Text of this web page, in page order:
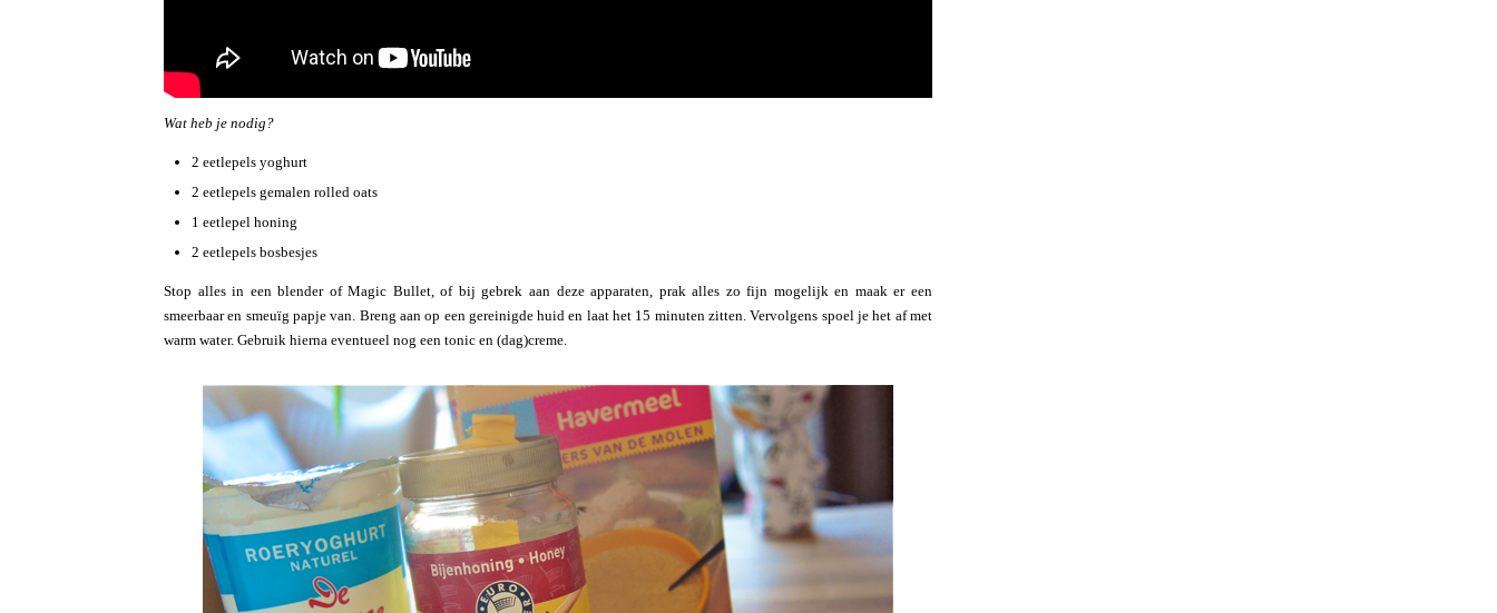
Wat heb je nodig?
2 eetlepels yoghurt
2 eetlepels gemalen rolled oats
1 eetlepel honing
2 eetlepels bosbesjes
Stop alles in een blender of Magic Bullet, of bij gebrek aan deze apparaten, prak alles zo fijn mogelijk en maak er een
smeerbaar en smeuïg papje van. Breng aan op een gereinigde huid en laat het 15 minuten zitten. Vervolgens spoel je het af met
warm water. Gebruik hierna eventueel nog een tonic en (dag)creme.